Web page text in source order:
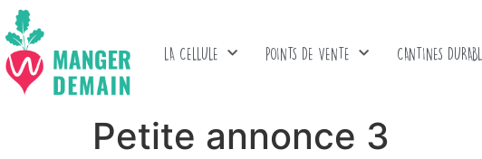
LA CELLULE POINTS DE VENTE CANTINES
Petite annonce 3